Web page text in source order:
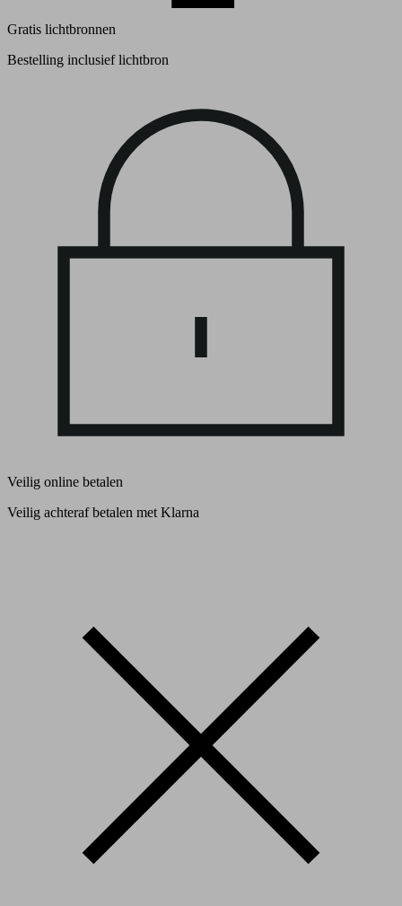
Gratis lichtbronnen
Bestelling inclusief lichtbron
Veilig online betalen
Veilig achteraf betalen met Klarna